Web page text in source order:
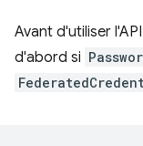
Avant d'utiliser
d'abord si